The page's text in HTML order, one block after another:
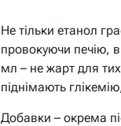
Не тільки етанол
провокуючи печію,
мл – не жарт для
піднімають
Добавки – окрема